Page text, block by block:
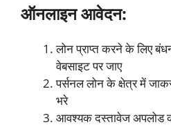
ऑनलाइन आवेदन:
लोन प्राप्त करने के लिए
वेबसाइट पर जाए
पर्सनल लोन के क्षेत्र में
भरे
आवश्यक दस्तावेज अपलोड